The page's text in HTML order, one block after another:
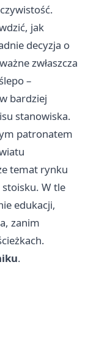
jak
decyzja o
zwłaszcza
–
bardziej
stanowiska.
patronatem
temat rynku
W tle
edukacji,
zanim
.